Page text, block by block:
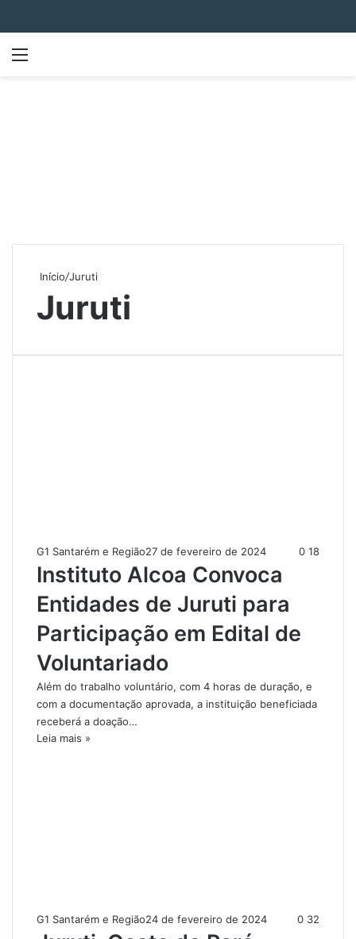
Início/Juruti
Juruti
G1 Santarém e Região27 de fevereiro de 2024 0 18
Instituto Alcoa Convoca
Entidades de Juruti para
Participação em Edital de
Voluntariado
Além do trabalho voluntário, com 4 horas de duração, e
com a documentação aprovada, a instituição beneficiada
receberá a doação…
Leia mais »
G1 Santarém e Região24 de fevereiro de 2024 0 32